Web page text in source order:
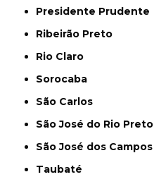
Presidente Prudente
Ribeirão Preto
Rio Claro
Sorocaba
São Carlos
São José do Rio Preto
São José dos Campos
Taubaté